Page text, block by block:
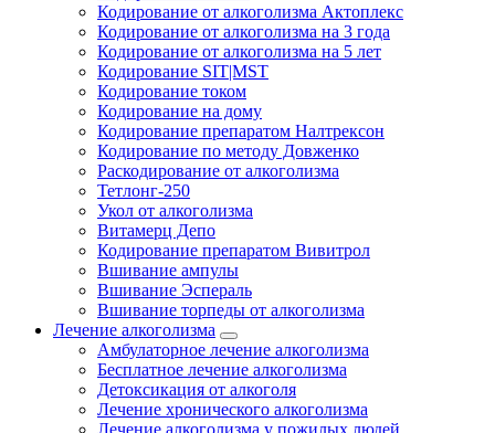
Кодирование от алкоголизма Актоплекс
Кодирование от алкоголизма на 3 года
Кодирование от алкоголизма на 5 лет
Кодирование SIT|MST
Кодирование током
Кодирование на дому
Кодирование препаратом Налтрексон
Кодирование по методу Довженко
Раскодирование от алкоголизма
Тетлонг-250
Укол от алкоголизма
Витамерц Депо
Кодирование препаратом Вивитрол
Вшивание ампулы
Вшивание Эспераль
Вшивание торпеды от алкоголизма
Лечение алкоголизма
Амбулаторное лечение алкоголизма
Бесплатное лечение алкоголизма
Детоксикация от алкоголя
Лечение хронического алкоголизма
Лечение алкоголизма у пожилых людей